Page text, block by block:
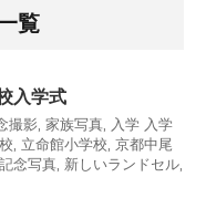
覧
入学式
撮影, 家族写真, 入学 入学
, 立命館小学校, 京都中尾
記念写真, 新しいランドセル,